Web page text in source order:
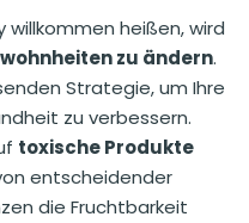
willkommen heißen, wird
zu ändern.
Strategie, um Ihre
zu verbessern.
toxische Produkte
entscheidender
die Fruchtbarkeit